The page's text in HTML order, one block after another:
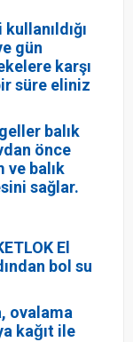
gün
karşı
süre eliniz
balık
önce
ve balık
sağlar.
El
bol su
ovalama
kağıt ile